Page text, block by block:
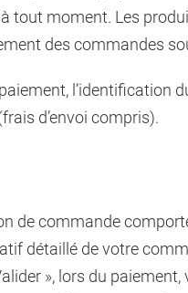
tout moment. Les
des commandes
l’identification
d’envoi compris).
de commande
détaillé de votre
», lors du